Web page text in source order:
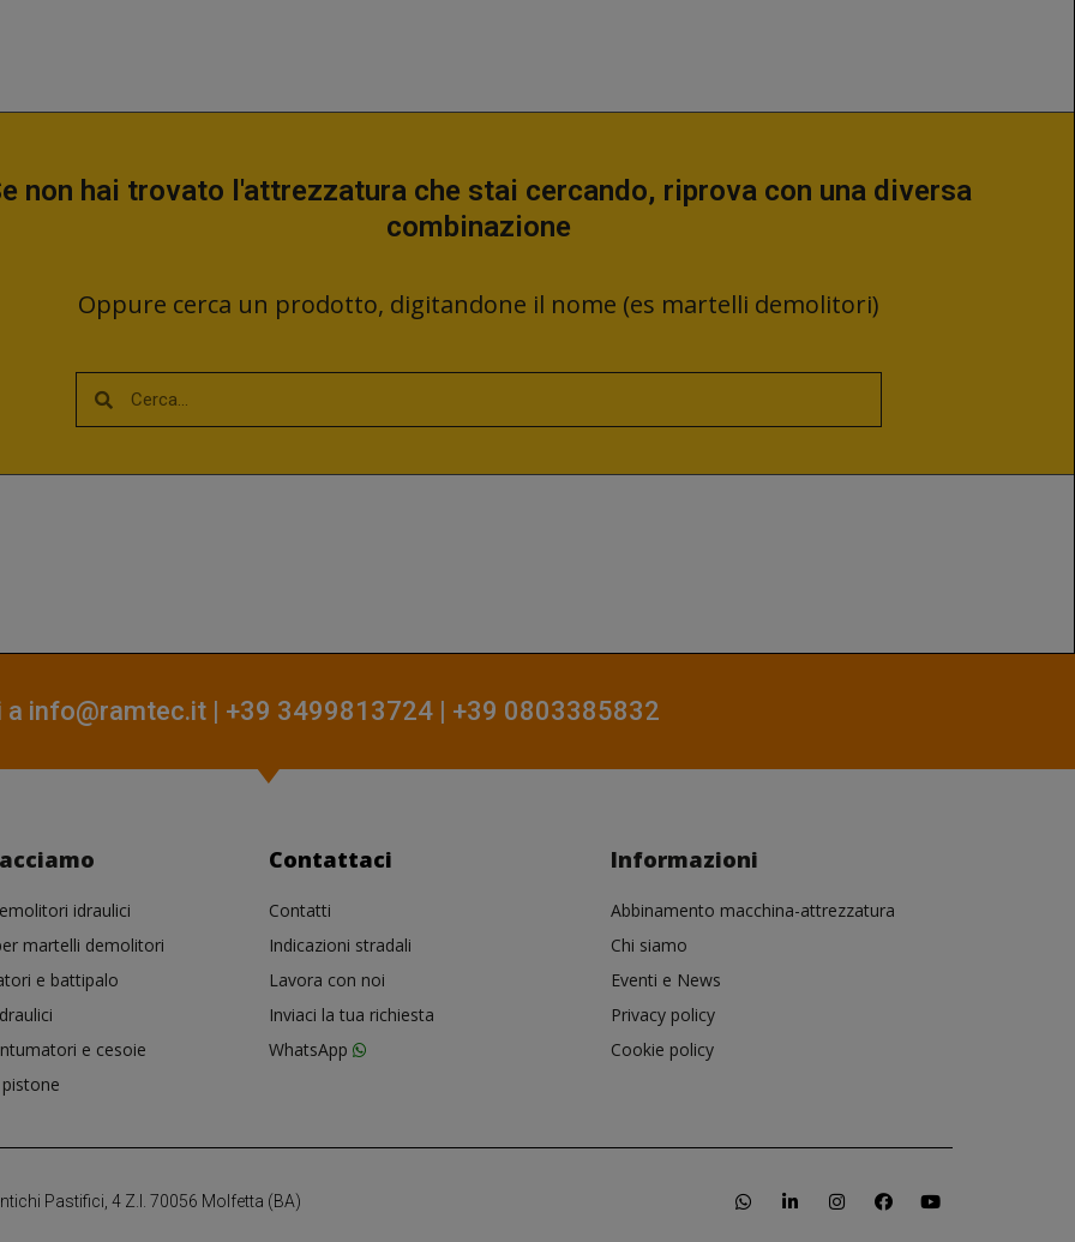
non hai trovato l'attrezzatura che stai cercando, riprova con una diversa
combinazione
Oppure cerca un prodotto, digitandone il nome (es martelli demolitori)
a info@ramtec.it | +39 3499813724 | +39 0803385832
idraulici
martelli demolitori
e battipalo
e cesoie
Contattaci
Contatti
Indicazioni stradali
Lavora con noi
Inviaci la tua richiesta
WhatsApp
Informazioni
Abbinamento macchina-attrezzatura
Chi siamo
Eventi e News
Privacy policy
Cookie policy
Pastifici, 4 Z.I. 70056 Molfetta (BA)